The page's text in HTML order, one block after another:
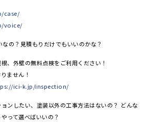
case/
voice/
の？見積もりだけでもいいのかな？
、外壁の無料点検をご利用ください！
ません！
ici-k.jp/inspection/
ンしたい、塗装以外の工事方法はないの？ どんな
って選べばいいの？